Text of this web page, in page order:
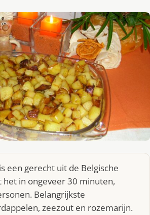
een gerecht uit de Belgische
het in ongeveer 30 minuten,
Belangrijkste
zeezout en rozemarijn.